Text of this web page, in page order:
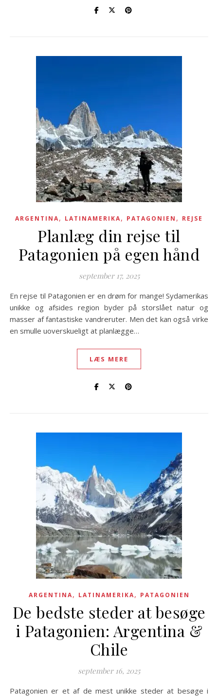
ARGENTINA, LATINAMERIKA, PATAGONIEN , REJSE
Planlæg din rejse til
Patagonien på egen hånd
september 17, 2025
En rejse til Patagonien er en drøm for mange! Sydamerikas
unikke og afsides region byder på storslået natur og
masser af fantastiske vandreruter. Men det kan også virke
en smulle uoverskueligt at planlægge…
LÆS MERE
ARGENTINA, LATINAMERIKA, PATAGONIEN
De bedste steder at besøge
i Patagonien: Argentina &
Chile
september 16, 2025
Patagonien er et af de mest unikke steder at besøge i